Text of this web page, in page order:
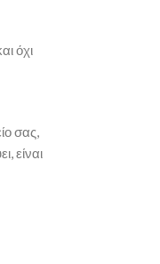
όχι
σας,
είναι